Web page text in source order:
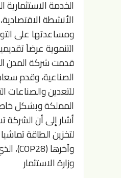
الأنشطة
ومساعدتها على
التنموية عرضاَ
قدمت شركة المدن
الصناعية، وقدم
للتعدين والصناعات
المملكة وبشكل
أشار إلى أن الشركة
لتخزين الطاقة
وآخرها (COP28)، الذي استضافته دولة الإمارات العربية المتحدة.
وزارة الاستثمار